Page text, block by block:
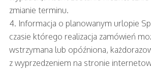
zmianie terminu.
4. Informacja o planowanym urlopie
czasie którego realizacja zamówień
wstrzymana lub opóźniona,
z wyprzedzeniem na stronie